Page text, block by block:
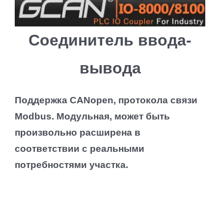
Соединитель ввода-
вывода
Поддержка CANopen, протокола связи
Modbus. Модульная, может быть
произвольно расширена в
соответствии с реальными
потребностями участка.